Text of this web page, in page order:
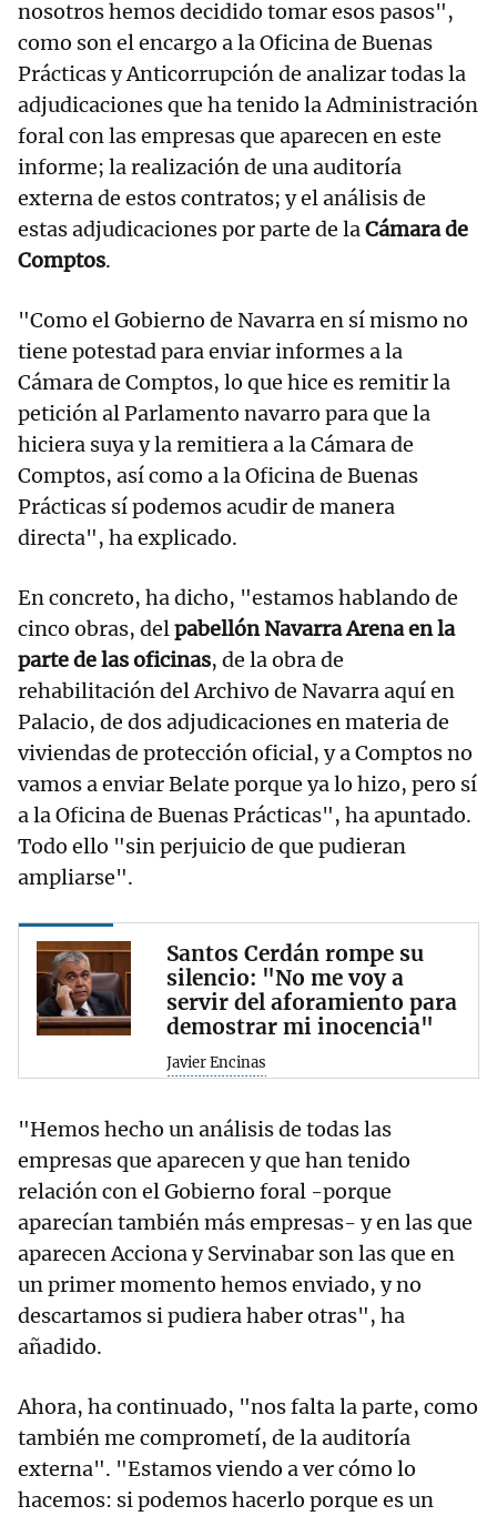
nosotros hemos decidido tomar esos pasos",
como son el encargo a la Oficina de Buenas
Prácticas y Anticorrupción de analizar todas la
adjudicaciones que ha tenido la Administración
foral con las empresas que aparecen en este
informe; la realización de una auditoría
externa de estos contratos; y el análisis de
estas adjudicaciones por parte de laCámara de
Comptos.
"Como el Gobierno de Navarra en sí mismo no
tiene potestad para enviar informes a la
Cámara de Comptos, lo que hice es remitir la
petición al Parlamento navarro para que la
hiciera suya y la remitiera a la Cámara de
Comptos, así como a la Oficina de Buenas
Prácticas sí podemos acudir de manera
directa", ha explicado.
En concreto, ha dicho, "estamos hablando de
cinco obras, delpabellón Navarra Arena en la
parte de las oficinas, de la obra de
rehabilitación del Archivo de Navarra aquí en
Palacio, de dos adjudicaciones en materia de
viviendas de protección oficial, y a Comptos no
vamos a enviar Belate porque ya lo hizo, pero sí
a la Oficina de Buenas Prácticas", ha apuntado.
Todo ello "sin perjuicio de que pudieran
ampliarse".
Santos Cerdán rompe su
silencio: "No me voy a
servir del aforamiento para
demostrar mi inocencia"
Javier Encinas
"Hemos hecho un análisis de todas las
empresas que aparecen y que han tenido
relación con el Gobierno foral -porque
aparecían también más empresas- y en las que
aparecen Acciona y Servinabar son las que en
un primer momento hemos enviado, y no
descartamos si pudiera haber otras", ha
añadido.
Ahora, ha continuado, "nos falta la parte, como
también me comprometí, de la auditoría
externa". "Estamos viendo a ver cómo lo
hacemos: si podemos hacerlo porque es un